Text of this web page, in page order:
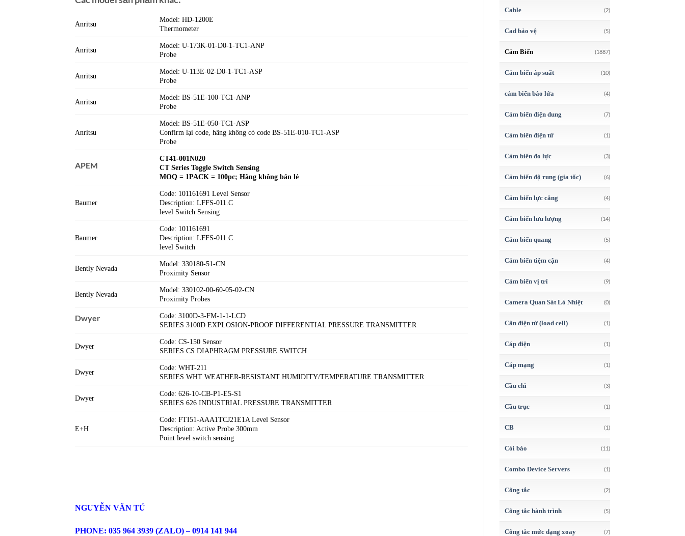
Cable (2)
Cad bảo vệ (5)
Cảm Biến (1887)
Cảm biến áp suất (10)
cảm biến báo lửa (4)
Cảm biến điện dung (7)
Cảm biến điện từ (1)
Cảm biến đo lực (3)
Cảm biến độ rung (gia tốc) (6)
Cảm biến lực căng (4)
Cảm biến lưu lượng (14)
Cảm biến quang (5)
Cảm biến tiệm cận (4)
Cảm biến vị trí (9)
Camera Quan Sát Lò Nhiệt (0)
Cân điện tử (load cell) (1)
Cáp điện (1)
Cáp mạng (1)
Cầu chì (3)
Cầu trục (1)
CB (1)
Còi báo (11)
Combo Device Servers (1)
Công tắc (2)
Công tắc hành trình (5)
Công tắc mức dạng xoay (7)
Anritsu
Model: HD-1200E
Thermometer
Anritsu
Model: U-173K-01-D0-1-TC1-ANP
Probe
Anritsu
Model: U-113E-02-D0-1-TC1-ASP
Probe
Anritsu
Model: BS-51E-100-TC1-ANP
Probe
Anritsu
Model: BS-51E-050-TC1-ASP
Confirm lại code, hãng không có code BS-51E-010-TC1-ASP
Probe
APEM
CT41-001N020
CT Series Toggle Switch Sensing
MOQ = 1PACK = 100pc; Hãng không bán lẻ
Baumer
Code: 101161691 Level Sensor
Description: LFFS-011.C
level Switch Sensing
Baumer
Code: 101161691
Description: LFFS-011.C
level Switch
Bently Nevada
Model: 330180-51-CN
Proximity Sensor
Bently Nevada
Model: 330102-00-60-05-02-CN
Proximity Probes
Dwyer
Code: 3100D-3-FM-1-1-LCD
SERIES 3100D EXPLOSION-PROOF DIFFERENTIAL PRESSURE TRANSMITTER
Dwyer
Code: CS-150 Sensor
SERIES CS DIAPHRAGM PRESSURE SWITCH
Dwyer
Code: WHT-211
SERIES WHT WEATHER-RESISTANT HUMIDITY/TEMPERATURE TRANSMITTER
Dwyer
Code: 626-10-CB-P1-E5-S1
SERIES 626 INDUSTRIAL PRESSURE TRANSMITTER
E+H
Code: FTI51-AAA1TCJ21E1A Level Sensor
Description: Active Probe 300mm
Point level switch sensing
NGUYỄN VĂN TÚ
PHONE: 035 964 3939 (ZALO) – 0914 141 944